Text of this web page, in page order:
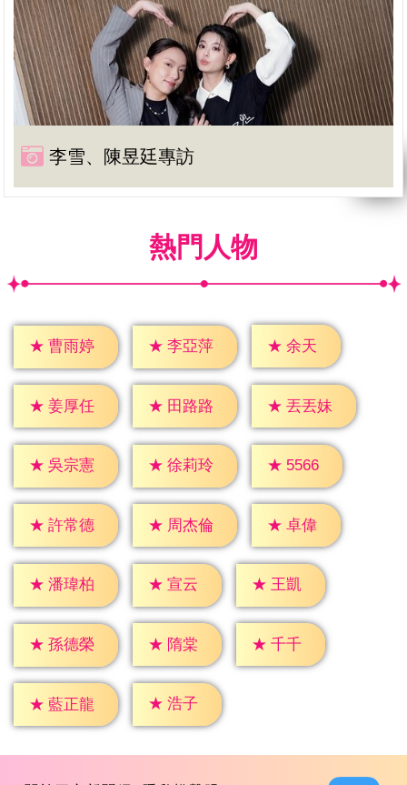
李雪、陳昱廷專訪
熱門人物
★ 曹雨婷 ★ 李亞萍 ★ 余天
★ 姜厚任 ★ 田路路 ★ 丟丟妹
★ 吳宗憲 ★ 徐莉玲 ★ 5566
★ 許常德 ★ 周杰倫 ★ 卓偉
★ 潘瑋柏 ★ 宣云 ★ 王凱
★ 孫德榮 ★ 隋棠 ★ 千千
★ 藍正龍 ★ 浩子